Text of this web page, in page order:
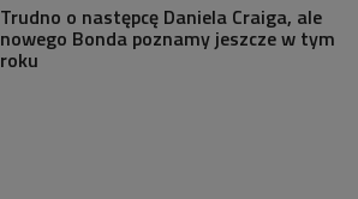
Trudno o następcę Daniela Craiga, ale
nowego Bonda poznamy jeszcze w tym
roku